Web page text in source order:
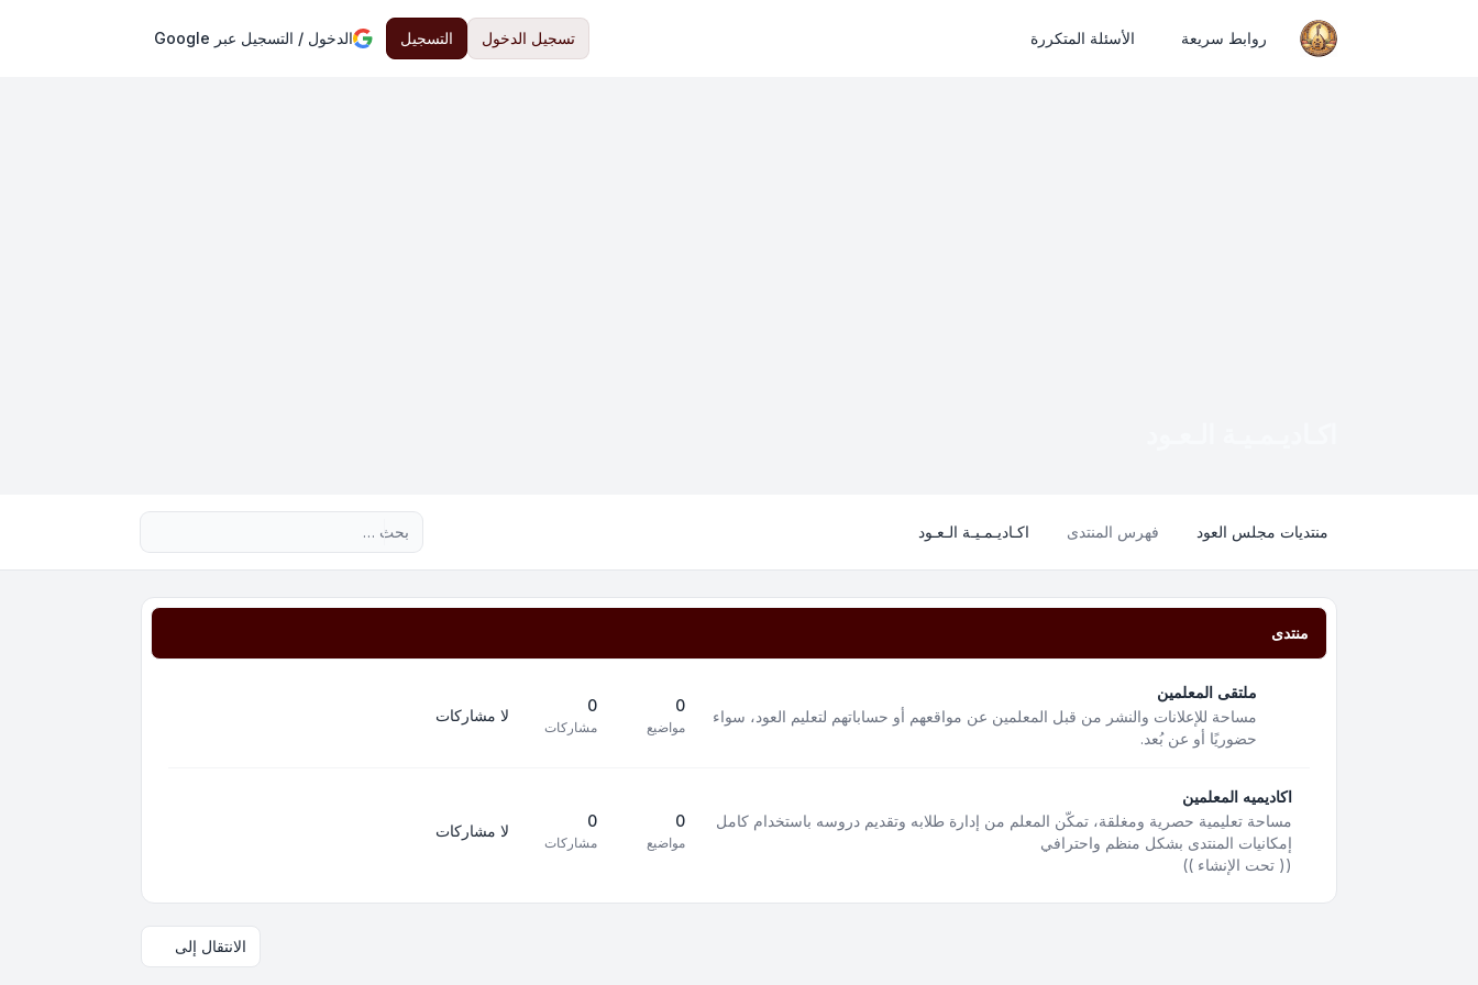
روابط سريعة الأسئلة المتكررة تسجيل الدخول التسجيل الدخول / التسجيل عبر Google
منتديات مجلس العود فهرس المنتدى اكـاديـمـيـة الـعـود
منتدى
ملتقى المعلمين
مساحة للإعلانات والنشر من قبل المعلمين عن مواقعهم أو حساباتهم لتعليم العود، سواء
حضوريًا أو عن بُعد.
0
مواضيع
0
مشاركات
لا مشاركات
اكاديميه المعلمين
مساحة تعليمية حصرية ومغلقة، تمكّن المعلم من إدارة طلابه وتقديم دروسه باستخدام كامل
إمكانيات المنتدى بشكل منظم واحترافي
(( تحت الإنشاء ))
0
مواضيع
0
مشاركات
لا مشاركات
الانتقال إلى